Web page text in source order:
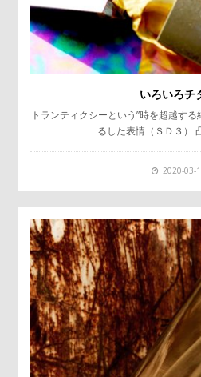
いろいろチ
トランティクシーという”時を超越す
るした表情（ＳＤ３）
2020-03-